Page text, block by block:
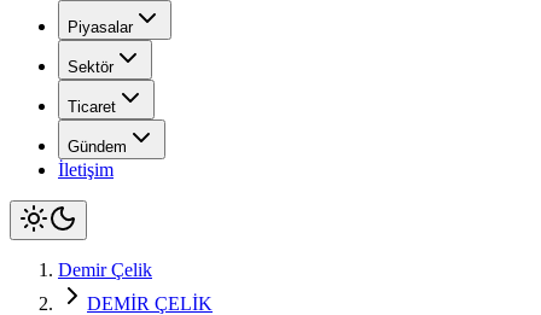
Piyasalar
Sektör
Ticaret
Gündem
İletişim
Demir Çelik
DEMİR ÇELİK